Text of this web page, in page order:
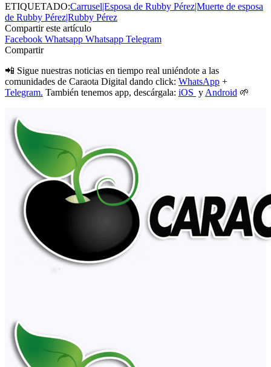
ETIQUETADO:Carrusel|Esposa de Rubby Pérez|Muerte de esposa
de Rubby Pérez|Rubby Pérez
Compartir este artículo
Facebook Whatsapp Whatsapp Telegram
Compartir
📲 Sigue nuestras noticias en tiempo real uniéndote a las
comunidades de Caraota Digital dando click: WhatsApp +
Telegram. También tenemos app, descárgala: iOS y Android 🌱